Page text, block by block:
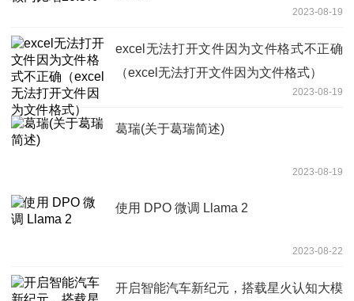
2023-08-19
excel无法打开文件因为文件格式不正确
（excel无法打开文件因为文件格式）
2023-08-19
葛瑞(关于葛瑞简述)
2023-08-19
使用 DPO 微调 Llama 2
2023-08-22
开启智能汽车新纪元，搭载星火认知大模